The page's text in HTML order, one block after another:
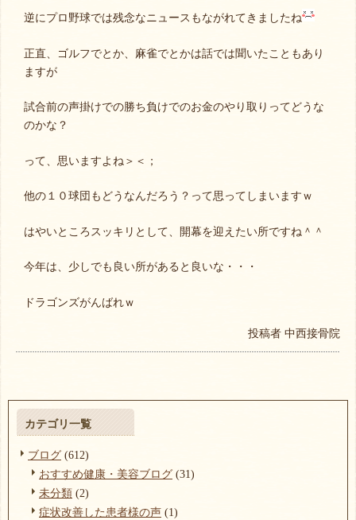
逆にプロ野球では残念なニュースもながれてきましたね
正直、ゴルフでとか、麻雀でとかは話では聞いたこともあり
ますが
試合前の声掛けでの勝ち負けでのお金のやり取りってどうな
のかな？
って、思いますよね＞＜；
他の１０球団もどうなんだろう？って思ってしまいますｗ
はやいところスッキリとして、開幕を迎えたい所ですね＾＾
今年は、少しでも良い所があると良いな・・・
ドラゴンズがんばれｗ
投稿者 中西接骨院
カテゴリ一覧
ブログ (612)
おすすめ健康・美容ブログ (31)
未分類 (2)
症状改善した患者様の声 (1)